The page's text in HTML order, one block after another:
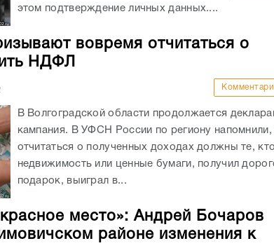
этом подтверждение личных данных....
вовремя отчитаться о
НДФЛ
В Волгоградской области продолжается
кампания. В УФСН России по региону напомнили,
отчитаться о полученных доходах должны те,
недвижимость или ценные бумаги, получил
подарок, выиграл в...
место»: Андрей Бочаров
районе изменения к